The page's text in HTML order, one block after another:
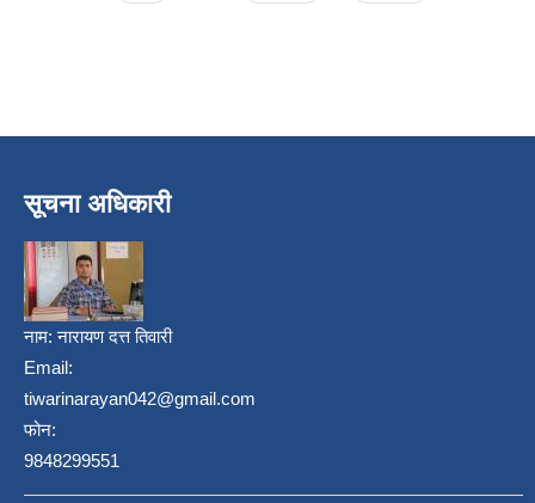
सूचना अधिकारी
नाम:नारायण दत्त तिवारी
Email:
tiwarinarayan042@gmail.com
फोन:
9848299551